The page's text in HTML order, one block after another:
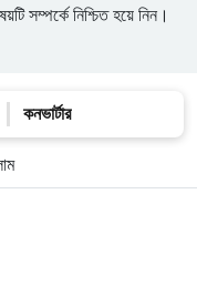
সম্পর্কে নিশ্চিত হয়ে নিন।
কনভার্টার